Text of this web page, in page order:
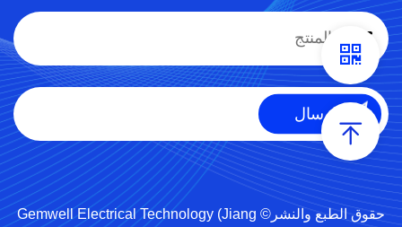
حقوق الطبع والنشر© Gemwell Electrical Technology (Jiang